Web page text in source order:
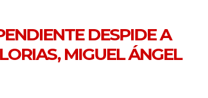
DESPIDE A
MIGUEL ÁNGEL